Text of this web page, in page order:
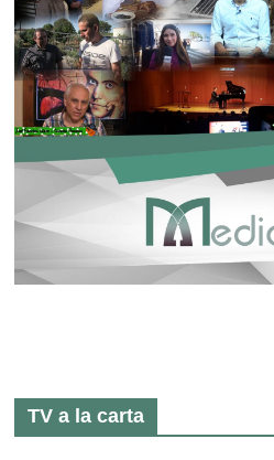
TV a la carta